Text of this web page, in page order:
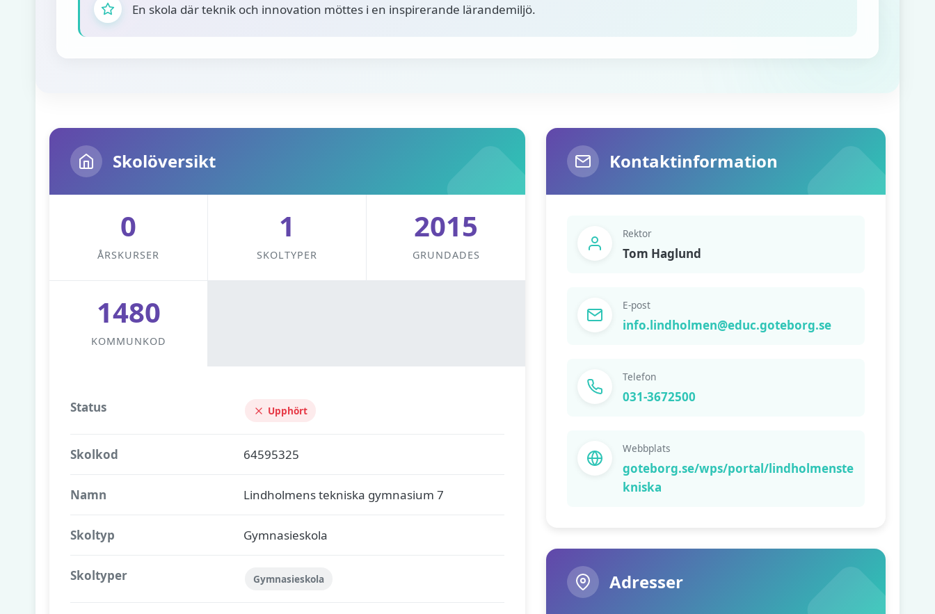
En skola där teknik och innovation möttes i en inspirerande lärandemiljö.
Skolöversikt
0
ÅRSKURSER
1
SKOLTYPER
2015
GRUNDADES
1480
KOMMUNKOD
Status Upphört
Skolkod 64595325
Namn Lindholmens tekniska gymnasium 7
Skoltyp Gymnasieskola
Skoltyper Gymnasieskola
Kontaktinformation
Rektor
Tom Haglund
E-post
info.lindholmen@educ.goteborg.se
Telefon
031-3672500
Webbplats
goteborg.se/wps/portal/lindholmenste
kniska
Adresser